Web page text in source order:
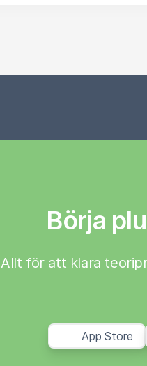
Börja
Allt för att klara
App Store